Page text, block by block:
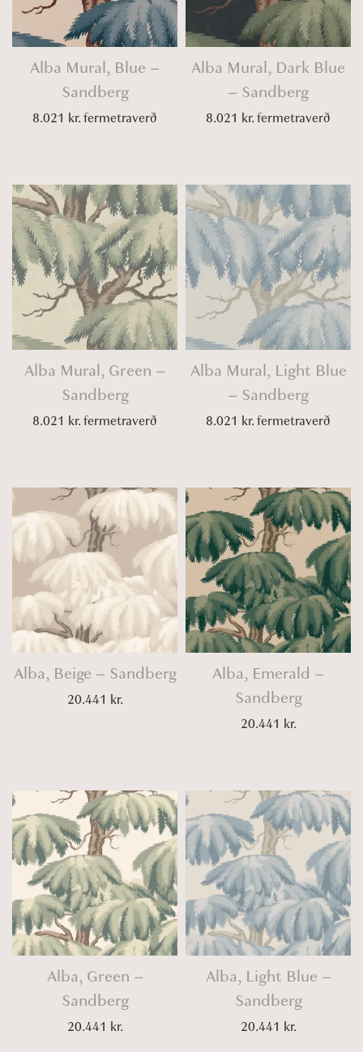
Alba Mural, Blue –
Sandberg
8.021 kr.fermetraverð
Alba Mural, Dark Blue
– Sandberg
8.021 kr.fermetraverð
Alba Mural, Green –
Sandberg
8.021 kr.fermetraverð
Alba Mural, Light Blue
– Sandberg
8.021 kr.fermetraverð
Alba, Beige – Sandberg
20.441 kr.
Alba, Emerald –
Sandberg
20.441 kr.
Alba, Green –
Sandberg
20.441 kr.
Alba, Light Blue –
Sandberg
20.441 kr.